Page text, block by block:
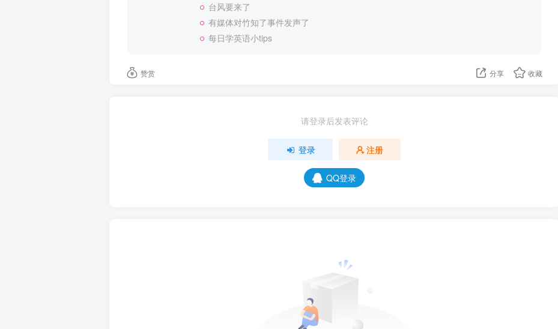
台风要来了
有媒体对竹知了事件发声了
每日学英语小tips
赞赏 分享 收藏
请登录后发表评论
登录 注册
QQ登录